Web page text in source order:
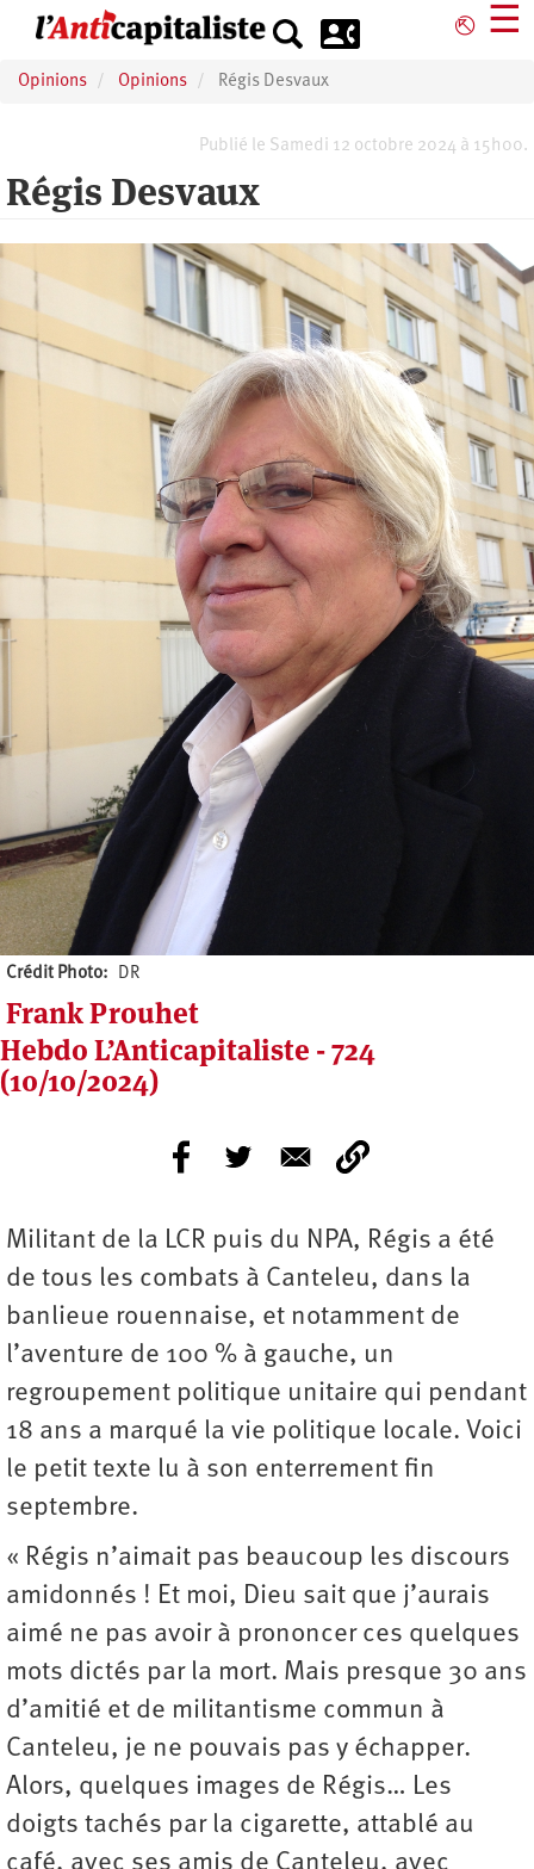
principal
⎋ ☰
Opinions Opinions Régis Desvaux
Publié le Samedi 12 octobre 2024 à 15h00.
Régis Desvaux
Crédit Photo DR
Frank Prouhet
Hebdo L’Anticapitaliste - 724
(10/10/2024)
Militant de la LCR puis du NPA, Régis a été
de tous les combats à Canteleu, dans la
banlieue rouennaise, et notamment de
l’aventure de 100 % à gauche, un
regroupement politique unitaire qui pendant
18 ans a marqué la vie politique locale. Voici
le petit texte lu à son enterrement fin
septembre.
« Régis n’aimait pas beaucoup les discours
amidonnés ! Et moi, Dieu sait que j’aurais
aimé ne pas avoir à prononcer ces quelques
mots dictés par la mort. Mais presque 30 ans
d’amitié et de militantisme commun à
Canteleu, je ne pouvais pas y échapper.
Alors, quelques images de Régis… Les
doigts tachés par la cigarette, attablé au